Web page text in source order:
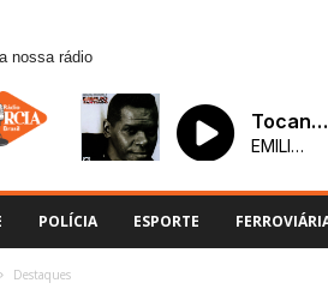
nossa rádio
POLÍCIA ESPORTE
Destaques